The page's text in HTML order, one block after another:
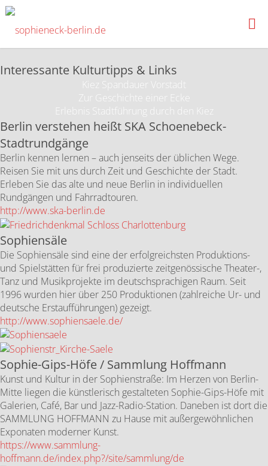
Aktuelles
BERLIN.DE
Interessante Kulturtipps & Links
Kiez Spandauer Vorstadt
Zur Geschichte einer Ecke
Erlebnis Stadtführung durch den Kiez
Berlin verstehen heißt SKA Schoenebeck-
Stadtrundgänge
Berlin kennen lernen – auch jenseits der üblichen Wege.
Reisen Sie mit uns durch Zeit und Geschichte der Stadt.
Erleben Sie das alte und neue Berlin in individuellen
Rundgängen und Fahrradtouren.
http://www.ska-berlin.de
Sophiensäle
Die Sophiensäle sind eine der erfolgreichsten Produktions-
und Spielstätten für frei produzierte zeitgenössische Theater-,
Tanz und Musikprojekte im deutschsprachigen Raum. Seit
1996 wurden hier über 250 Produktionen (zahlreiche Ur- und
deutsche Erstaufführungen) gezeigt.
http://www.sophiensaele.de/
Sophie-Gips-Höfe / Sammlung Hoffmann
Kunst und Kultur in der Sophienstraße: Im Herzen von Berlin-
Mitte liegen die künstlerisch gestalteten Sophie-Gips-Höfe mit
Galerien, Café, Bar und Jazz-Radio-Station. Daneben ist dort die
SAMMLUNG HOFFMANN zu Hause mit außergewöhnlichen
Exponaten moderner Kunst.
https://www.sammlung-
hoffmann.de/index.php?/site/sammlung/de